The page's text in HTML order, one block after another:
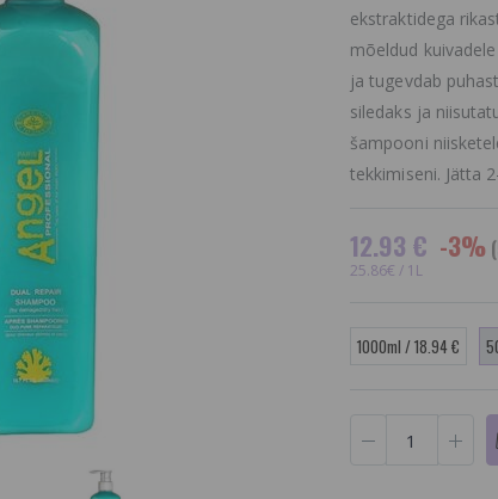
ekstraktidega
mõeldud
ja tugevdab
siledaks ja
šampooni
tekkimiseni. Jätta
12.93 € -3%
25.86€ / 1L
1000ml / 18.94 €